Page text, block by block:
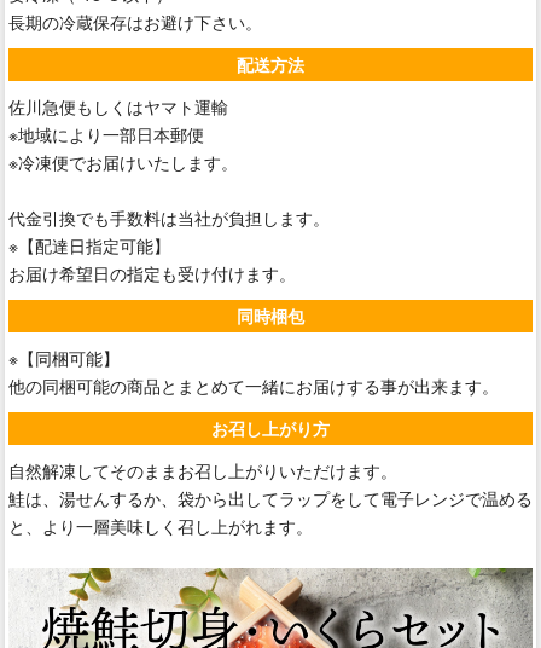
長期の冷蔵保存はお避け下さい。
配送方法
佐川急便もしくはヤマト運輸
※地域により一部日本郵便
※冷凍便でお届けいたします。
代金引換でも手数料は当社が負担します。
※【配達日指定可能】
お届け希望日の指定も受け付けます。
同時梱包
※【同梱可能】
他の同梱可能の商品とまとめて一緒にお届けする事が出来ます。
お召し上がり方
自然解凍してそのままお召し上がりいただけます。
鮭は、湯せんするか、袋から出してラップをして電子レンジで温める
と、より一層美味しく召し上がれます。